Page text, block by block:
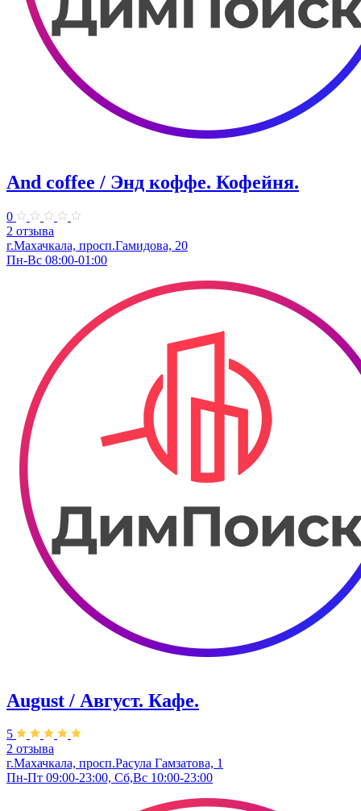
And coffee / Энд коффе. Кофейня.
0
2 отзыва
г.Махачкала, просп.​Гамидова, 20
Пн-Вс 08:00-01:00
August / Август. Кафе.
5
2 отзыва
г.Махачкала, просп.Расула Гамзатова, 1
Пн-Пт 09:00-23:00, Сб,Вс 10:00-23:00